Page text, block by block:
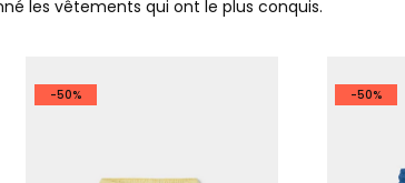
les vêtements qui ont le plus conquis.
-50% -50%